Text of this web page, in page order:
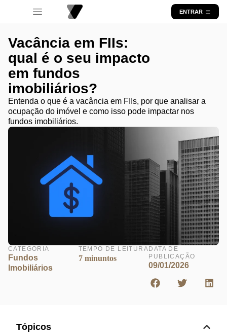
ENTRAR
Vacância em FIIs:
qual é o seu impacto
em fundos
imobiliários?
Entenda o que é a vacância em FIIs, por que analisar a
ocupação do imóvel e como isso pode impactar nos
fundos imobiliários.
CATEGORIA
Fundos
Imobiliários
TEMPO DE LEITURA
7 minuntos
DATA DE
PUBLICAÇÃO
09/01/2026
Tópicos